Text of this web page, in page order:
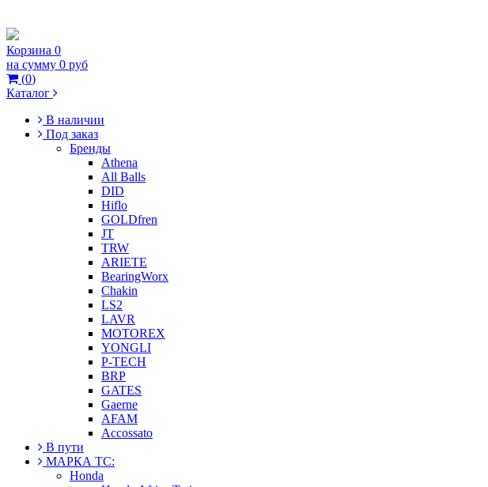
Корзина 0
на сумму 0 руб
(0)
Каталог
В наличии
Под заказ
Бренды
Athena
All Balls
DID
Hiflo
GOLDfren
JT
TRW
ARIETE
BearingWorx
Chakin
LS2
LAVR
MOTOREX
YONGLI
P-TECH
BRP
GATES
Gaerne
AFAM
Accossato
В пути
МАРКА ТС:
Honda